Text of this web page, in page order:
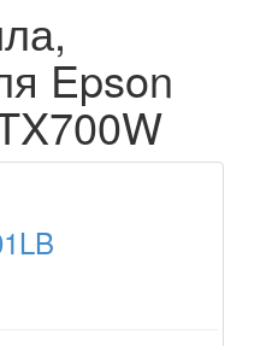
Epson